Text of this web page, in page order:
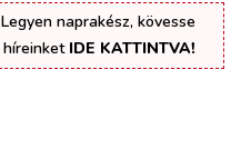
Legyen naprakész, kövesse
híreinket IDE KATTINTVA!